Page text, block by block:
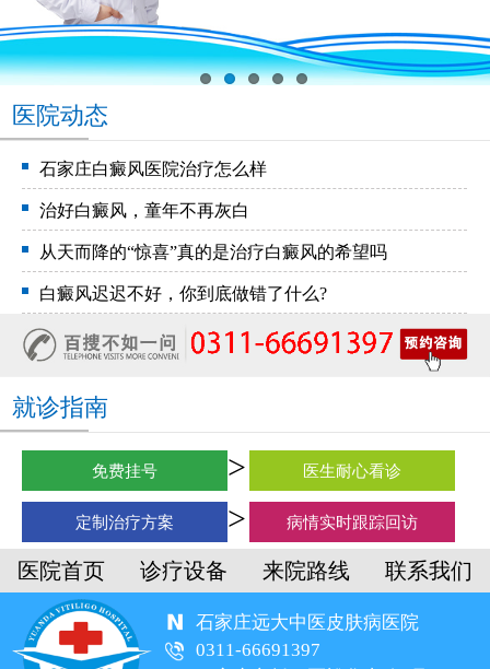
医院动态
石家庄白癜风医院治疗怎么样
治好白癜风，童年不再灰白
从天而降的“惊喜”真的是治疗白癜风的希望吗
白癜风迟迟不好，你到底做错了什么?
就诊指南
免费挂号 医生耐心看诊
定制治疗方案 病情实时跟踪回访
医院首页 诊疗设备 来院路线 联系我们
石家庄远大中医皮肤病医院
0311-66691397